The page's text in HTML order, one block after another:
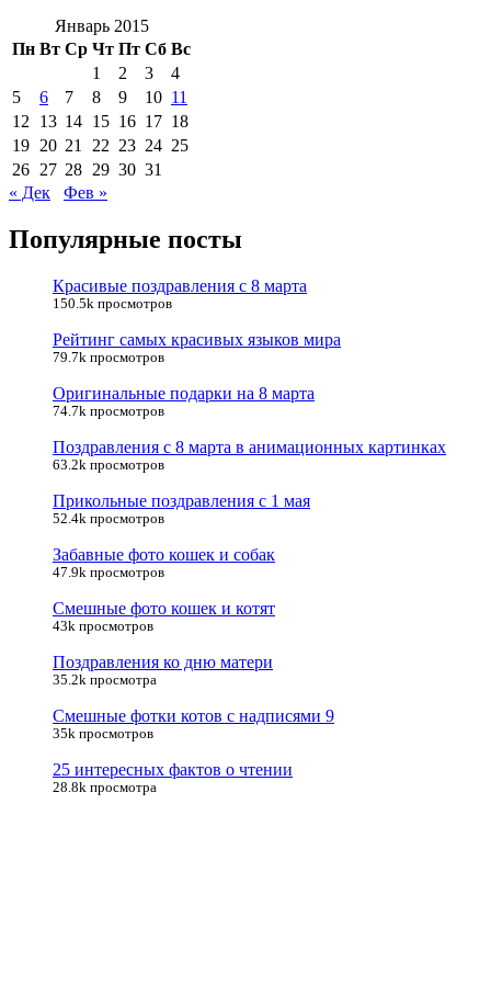
Январь 2015
Пн Вт Ср Чт Пт Сб Вс
1
2 3
4
5
6 7 8 9 10 11
12
13 14 15 16 17 18
19 20 21 22 23 24 25
26 27 28 29 30 31
« Дек
Фев »
Популярные посты
Красивые поздравления с 8 марта
150.5k просмотров
Рейтинг самых красивых языков мира
79.7k просмотров
Оригинальные подарки на 8 марта
74.7k просмотров
Поздравления с 8 марта в анимационных картинках
63.2k просмотров
Прикольные поздравления с 1 мая
52.4k просмотров
Забавные фото кошек и собак
47.9k просмотров
Смешные фото кошек и котят
43k просмотров
Поздравления ко дню матери
35.2k просмотра
Смешные фотки котов с надписями 9
35k просмотров
25 интересных фактов о чтении
28.8k просмотра